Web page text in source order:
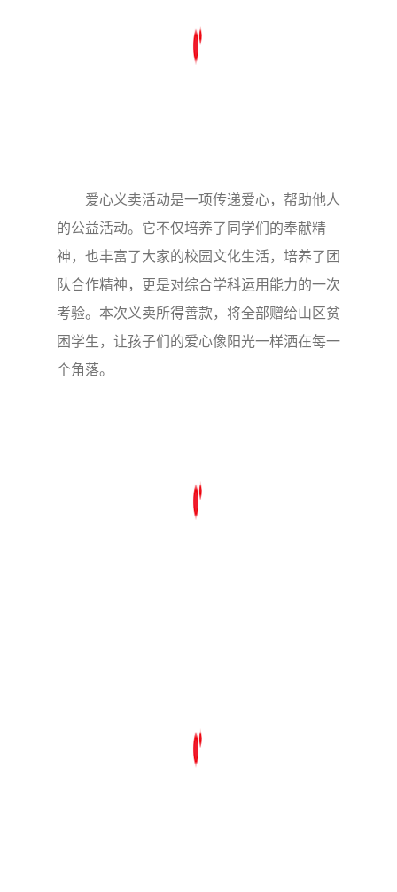
爱心义卖活动是一项传递爱心，帮助他人
的公益活动。它不仅培养了同学们的奉献精
神，也丰富了大家的校园文化生活，培养了团
队合作精神，更是对综合学科运用能力的一次
考验。本次义卖所得善款，将全部赠给山区贫
困学生，让孩子们的爱心像阳光一样洒在每一
个角落。